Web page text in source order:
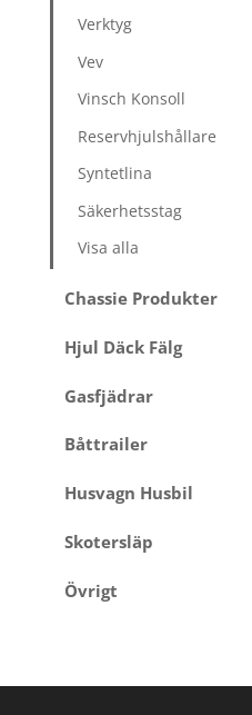
Verktyg
Vev
Vinsch Konsoll
Reservhjulshållare
Syntetlina
Säkerhetsstag
Visa alla
Chassie Produkter
Hjul Däck Fälg
Gasfjädrar
Båttrailer
Husvagn Husbil
Skotersläp
Övrigt